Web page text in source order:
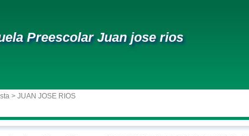
Preescolar Juan jose rios
> JUAN JOSE RIOS